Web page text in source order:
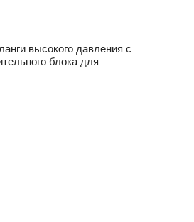
высокого давления с
блока для